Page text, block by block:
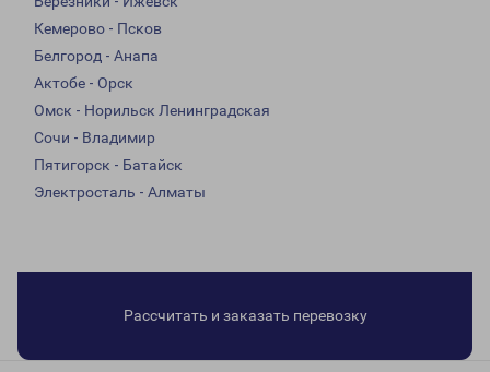
Кемерово - Псков
Белгород - Анапа
Актобе - Орск
Омск - Норильск Ленинградская
Сочи - Владимир
Пятигорск - Батайск
Электросталь - Алматы
Рассчитать и заказать перевозку